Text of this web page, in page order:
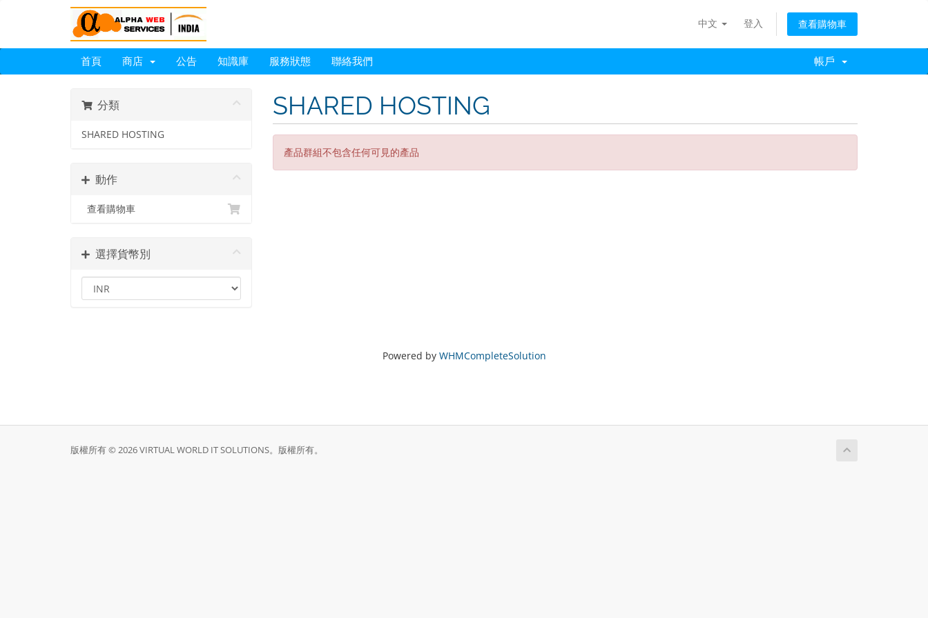
中文 登入 查看購物車
首頁 商店 公告 知識庫 服務狀態 聯絡我們 帳戶
分類
SHARED HOSTING
動作
查看購物車
選擇貨幣別
SHARED HOSTING
產品群組不包含任何可見的產品
Powered by WHMCompleteSolution
版權所有 © 2026 VIRTUAL WORLD IT SOLUTIONS。版權所有。